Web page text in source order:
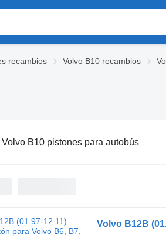
recambios Volvo B10 recambios
Volvo B10 pistones para autobús